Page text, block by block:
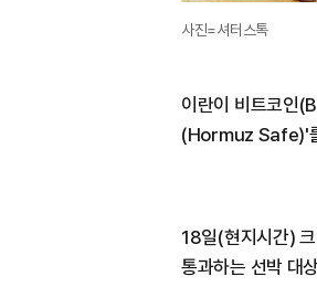
사진=셔터스톡
이란이 비트코인
(Hormuz Safe)'
18일(현지시간)
통과하는 선박 대